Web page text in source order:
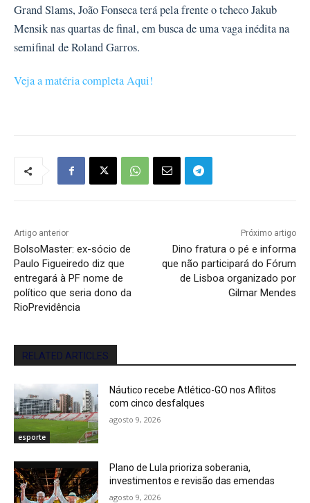
Grand Slams, João Fonseca terá pela frente o tcheco Jakub
Mensik nas quartas de final, em busca de uma vaga inédita na
semifinal de Roland Garros.
Veja a matéria completa Aqui!
Artigo anterior
BolsoMaster: ex-sócio de
Paulo Figueiredo diz que
entregará à PF nome de
político que seria dono da
RioPrevidência
Próximo artigo
Dino fratura o pé e informa
que não participará do Fórum
de Lisboa organizado por
Gilmar Mendes
RELATED ARTICLES
esporte
Náutico recebe Atlético-GO nos Aflitos
com cinco desfalques
agosto 9, 2026
Plano de Lula prioriza soberania,
investimentos e revisão das emendas
agosto 9, 2026